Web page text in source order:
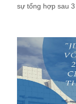
sự tổng hợp sau 3